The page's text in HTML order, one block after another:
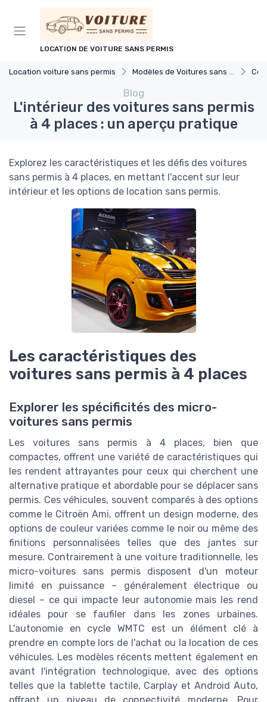
LOCATION DE VOITURE SANS PERMIS
Location voiture sans permis Modèles de Voitures sans Permis
Blog
L'intérieur des voitures sans permis
à 4 places : un aperçu pratique
Explorez les caractéristiques et les défis des voitures
sans permis à 4 places, en mettant l'accent sur leur
intérieur et les options de location sans permis.
Les caractéristiques des
voitures sans permis à 4 places
Explorer les spécificités des micro-
voitures sans permis
Les voitures sans permis à 4 places, bien que
compactes, offrent une variété de caractéristiques qui
les rendent attrayantes pour ceux qui cherchent une
alternative pratique et abordable pour se déplacer sans
permis. Ces véhicules, souvent comparés à des options
comme le Citroën Ami, offrent un design moderne, des
options de couleur variées comme le noir ou même des
finitions personnalisées telles que des jantes sur
mesure. Contrairement à une voiture traditionnelle, les
micro-voitures sans permis disposent d'un moteur
limité en puissance – généralement électrique ou
diesel – ce qui impacte leur autonomie mais les rend
idéales pour se faufiler dans les zones urbaines.
L'autonomie en cycle WMTC est un élément clé à
prendre en compte lors de l'achat ou la location de ces
véhicules. Les modèles récents mettent également en
avant l'intégration technologique, avec des options
telles que la tablette tactile, Carplay et Android Auto,